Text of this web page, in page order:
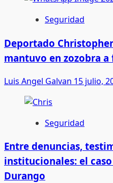
Seguridad
Deportado
mantuvo en zozobra
Luis Angel Galvan 15 julio,
Seguridad
Entre denuncias,
institucionales: el
Durango